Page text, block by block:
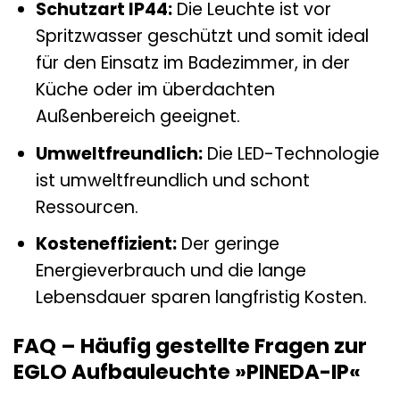
Schutzart IP44:Die Leuchte ist vor
Spritzwasser geschützt und somit ideal
für den Einsatz im Badezimmer, in der
Küche oder im überdachten
Außenbereich geeignet.
Umweltfreundlich:Die LED-Technologie
ist umweltfreundlich und schont
Ressourcen.
Kosteneffizient:Der geringe
Energieverbrauch und die lange
Lebensdauer sparen langfristig Kosten.
FAQ – Häufig gestellte Fragen zur
EGLO Aufbauleuchte »PINEDA-IP«